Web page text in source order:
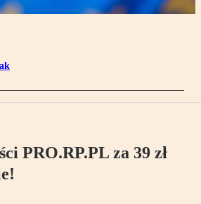
PRO.RP.PL za 39 zł